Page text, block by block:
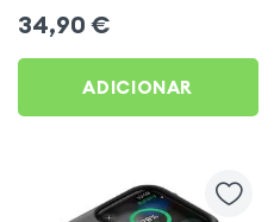
34,90 €
ADICIONAR